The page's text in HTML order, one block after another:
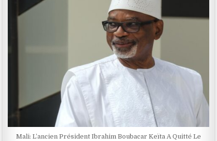
Mali: L’ancien Président Ibrahim Boubacar Keïta A Quitté Le